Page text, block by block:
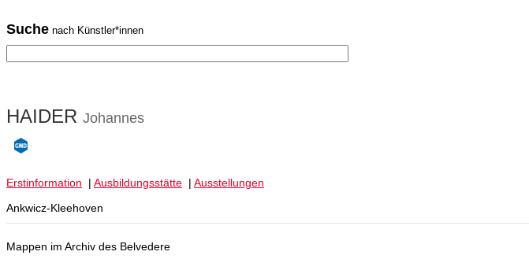
Suche nach Künstler*innen
HAIDER Johannes
Erstinformation | Ausbildungsstätte | Ausstellungen
Ankwicz-Kleehoven
Mappen im Archiv des Belvedere